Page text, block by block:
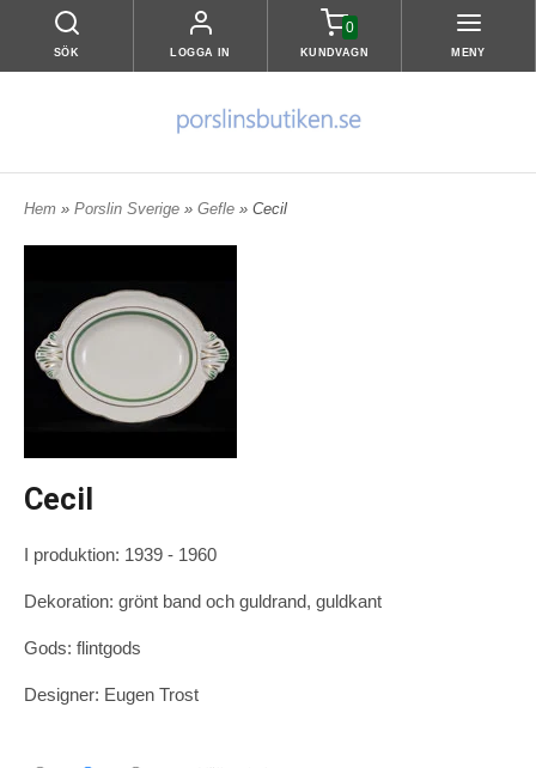
SÖK LOGGA IN
0
KUNDVAGN MENY
Hem » Porslin Sverige » Gefle » Cecil
Cecil
I produktion: 1939 - 1960
Dekoration: grönt band och guldrand, guldkant
Gods: flintgods
Designer: Eugen Trost